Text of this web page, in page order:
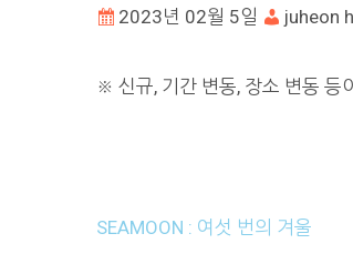
2023년 02월 5일 juheon
※ 신규, 기간 변동, 장소 변동 등
SEAMOON : 여섯 번의 겨울